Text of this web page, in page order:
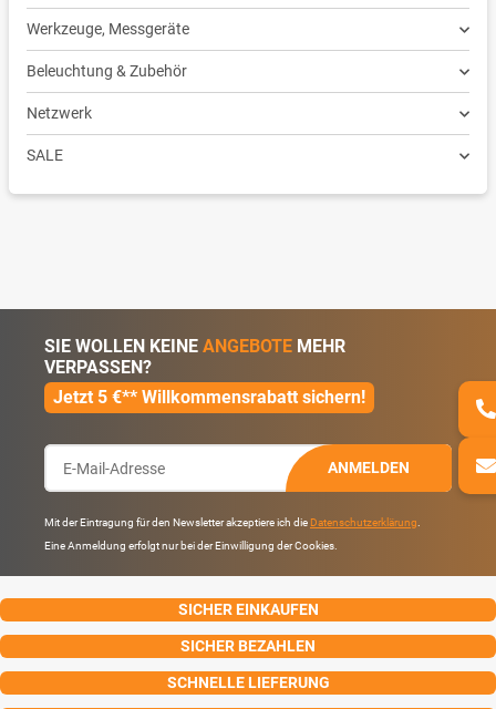
Werkzeuge, Messgeräte
Beleuchtung & Zubehör
Netzwerk
SALE
SIE WOLLEN KEINE ANGEBOTE MEHR
VERPASSEN?
Jetzt 5 €** Willkommensrabatt sichern!
ANMELDEN
Mit der Eintragung für den Newsletter akzeptiere ich die Datenschutzerklärung.
Eine Anmeldung erfolgt nur bei der Einwilligung der Cookies.
SICHER EINKAUFEN
SICHER BEZAHLEN
SCHNELLE LIEFERUNG